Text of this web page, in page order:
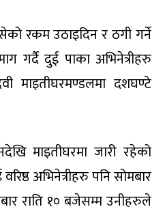
रकम उठाइदिन र ठगी गर्ने
गर्दै दुई पाका अभिनेत्रीहरु
माइतीघरमण्डलमा दशघण्टे
माइतीघरमा जारी रहेको
अभिनेत्रीहरु पनि सोमबार
राति १० बजेसम्म उनीहरुले